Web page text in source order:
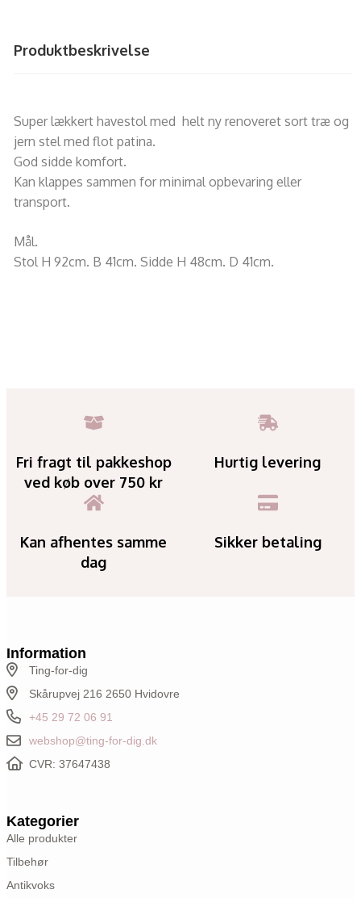
Produktbeskrivelse
Super lækkert havestol med helt ny renoveret sort træ og
jern stel med flot patina.
God sidde komfort.
Kan klappes sammen for minimal opbevaring eller
transport.
Mål.
Stol H 92cm. B 41cm. Sidde H 48cm. D 41cm.
Fri fragt til pakkeshop
ved køb over 750 kr
Hurtig levering
Kan afhentes samme
dag
Sikker betaling
Information
Ting-for-dig
Skårupvej 216 2650 Hvidovre
+45 29 72 06 91
webshop@ting-for-dig.dk
CVR: 37647438
Kategorier
Alle produkter
Tilbehør
Antikvoks